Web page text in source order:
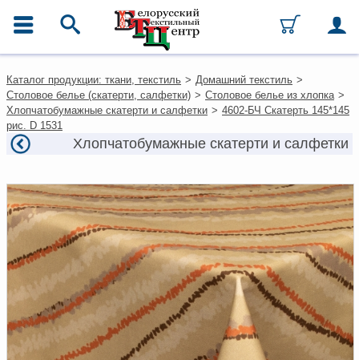
Каталог
Ткани
Домашний текстиль
Одежда
Ковры
гостиниц
Текстильная галантерея и
фурнитура
Условия работы
Оплата и доставка
Как оформить заказ
Вакансии
Как нас найти
Написать нам
Каталог продукции: ткани, текстиль > Домашний текстиль >
Столовое белье (скатерти, салфетки) > Столовое белье из хлопка >
Хлопчатобумажные скатерти и салфетки > 4602-БЧ Скатерть 145*145
рис. D 1531
Хлопчатобумажные скатерти и салфетки